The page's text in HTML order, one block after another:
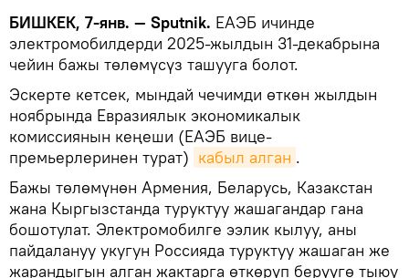
БИШКЕК, 7-янв. — Sputnik. ЕАЭБ ичинде
электромобилдерди 2025-жылдын 31-декабрына
чейин бажы төлөмүсүз ташууга болот.
Эскерте кетсек, мындай чечимди өткөн жылдын
ноябрында Евразиялык экономикалык
комиссиянын кеңеши (ЕАЭБ вице-
премьерлеринен турат) кабыл алган .
Бажы төлөмүнөн Армения, Беларусь, Казакстан
жана Кыргызстанда туруктуу жашагандар гана
бошотулат. Электромобилге ээлик кылуу, аны
пайдалануу укугун Россияда туруктуу жашаган же
жарандыгын алган жактарга өткөрүп берүүгө тыюу